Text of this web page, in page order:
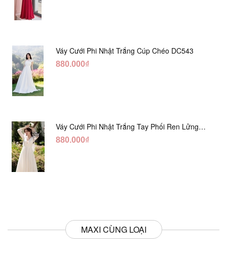
Váy Cưới Phi Nhật Trắng Cúp Chéo DC543
880.000₫
Váy Cưới Phi Nhật Trắng Tay Phối Ren Lửng
DC554
880.000₫
MAXI CÙNG LOẠI